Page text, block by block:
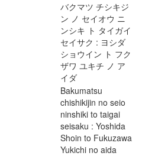
バクマツ チシキジ
ン ノ セイオウ ニ
ンシキ ト タイガイ
セイサク : ヨシダ
ショウイン ト フク
ザワ ユキチ ノ ア
イダ
Bakumatsu
chishikijin no seio
ninshiki to taigai
seisaku : Yoshida
Shoin to Fukuzawa
Yukichi no aida